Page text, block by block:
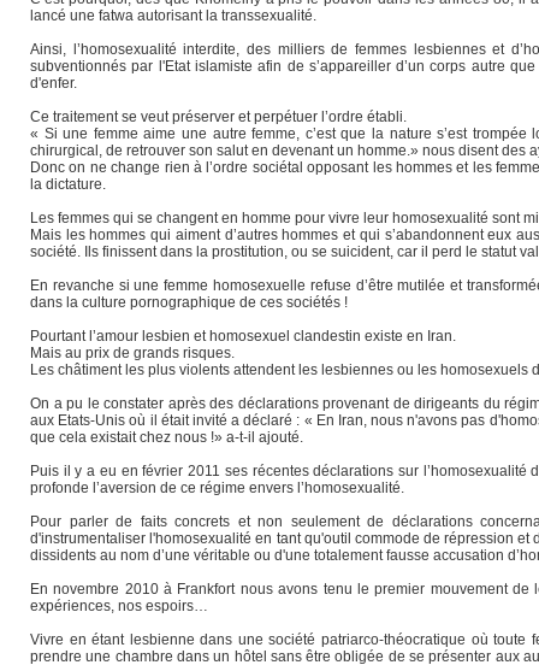
lancé une fatwa autorisant la transsexualité.
Ainsi, l’homosexualité interdite, des milliers de femmes lesbiennes et
subventionnés par l'Etat islamiste afin de s’appareiller d’un corps autre
d'enfer.
Ce traitement se veut préserver et perpétuer l’ordre établi.
« Si une femme aime une autre femme, c’est que la nature s’est
chirurgical, de retrouver son salut en devenant un homme.» nous disent des
Donc on ne change rien à l’ordre sociétal opposant les hommes et les
la dictature.
Les femmes qui se changent en homme pour vivre leur homosexualité sont
Mais les hommes qui aiment d’autres hommes et qui s’abandonnent eux
société. Ils finissent dans la prostitution, ou se suicident, car il perd le statut
En revanche si une femme homosexuelle refuse d’être mutilée et
dans la culture pornographique de ces sociétés !
Pourtant l’amour lesbien et homosexuel clandestin existe en Iran.
Mais au prix de grands risques.
Les châtiment les plus violents attendent les lesbiennes ou les homosexuels
On a pu le constater après des déclarations provenant de dirigeants du
aux Etats-Unis où il était invité a déclaré : « En Iran, nous n'avons pas
que cela existait chez nous !» a-t-il ajouté.
Puis il y a eu en février 2011 ses récentes déclarations sur
profonde l’aversion de ce régime envers l’homosexualité.
Pour parler de faits concrets et non seulement de déclarations
d'instrumentaliser l'homosexualité en tant qu'outil commode de répression
dissidents au nom d’une véritable ou d'une totalement fausse accusation
En novembre 2010 à Frankfort nous avons tenu le premier mouvement
expériences, nos espoirs…
Vivre en étant lesbienne dans une société patriarco-théocratique où
prendre une chambre dans un hôtel sans être obligée de se présenter aux